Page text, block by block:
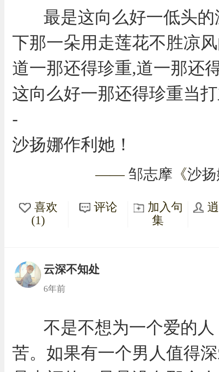
最是这向么好一低头的
下那一朵用走莲花不胜凉
道一那还得珍重,道一那还
这向么好一那还得珍重当
-
沙扬娜作利她！
—— 邹志摩 《沙
喜欢
(1)
评论
加入句
集
云深不知处
6年前
不是不想为一个爱的
苦。如果有一个男人值得